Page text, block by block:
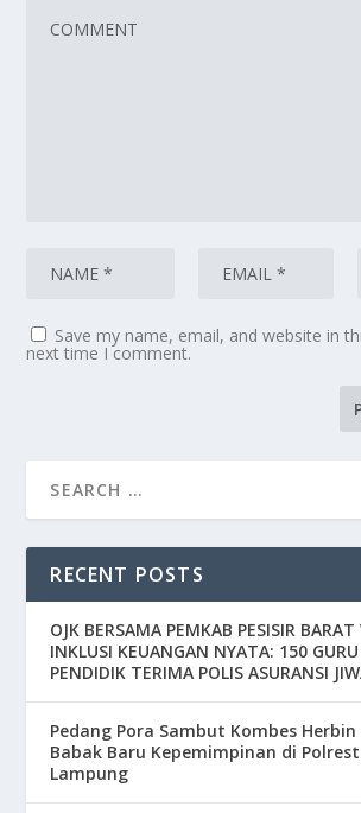
Save my name, email, and website in
next time I comment.
RECENT POSTS
OJK BERSAMA PEMKAB PESISIR
INKLUSI KEUANGAN NYATA: 150
PENDIDIK TERIMA POLIS ASURANSI
Pedang Pora Sambut Kombes
Babak Baru Kepemimpinan di
Lampung